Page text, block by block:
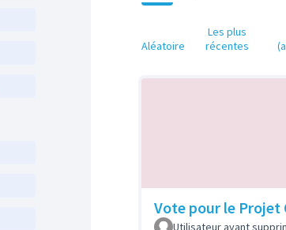
Aléatoire
Les plus
récentes
Vote pour le Projet
Utilisateur ayant